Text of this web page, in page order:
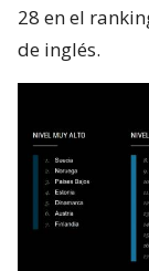
28 en el
de inglés.